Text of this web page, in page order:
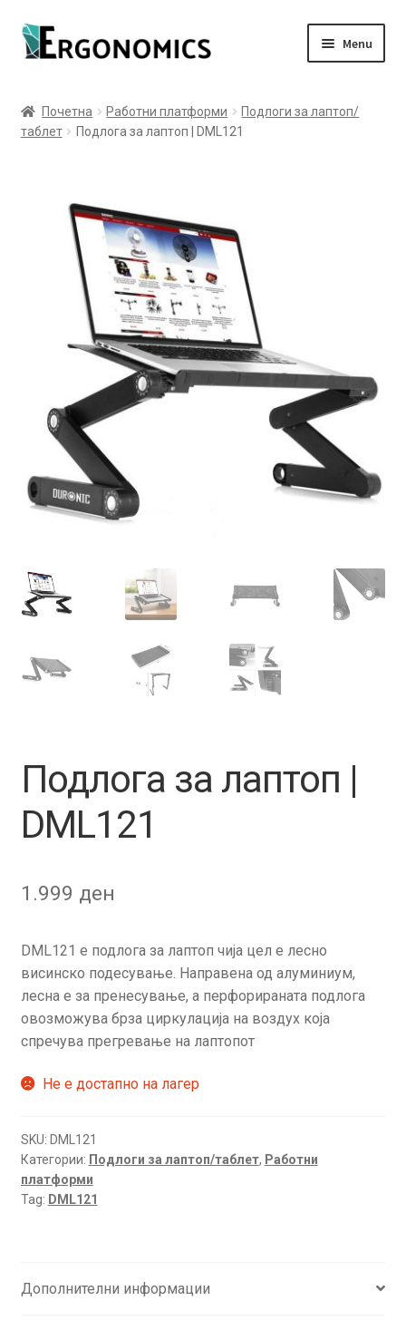
Skip
to
Skip
to
Menu
child
Информации
Контакт
Почетна Работни платформи
Подлоги за лаптоп/
таблет
Подлога за лаптоп | DML121
Подлога за лаптоп |
DML121
1.999 ден
DML121 е подлога за лаптоп чија цел е лесно
висинско подесување. Направена од алуминиум,
лесна е за пренесување, а перфорираната подлога
овозможува брза циркулација на воздух која
спречува прегревање на лаптопот
Не е достапно на лагер
SKU: DML121
Категории: Подлоги за лаптоп/таблет, Работни
платформи
Tag: DML121
Дополнителни информации